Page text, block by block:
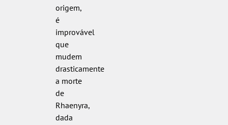
origem,
é
improvável
que
mudem
drasticamente
a morte
de
Rhaenyra,
dada